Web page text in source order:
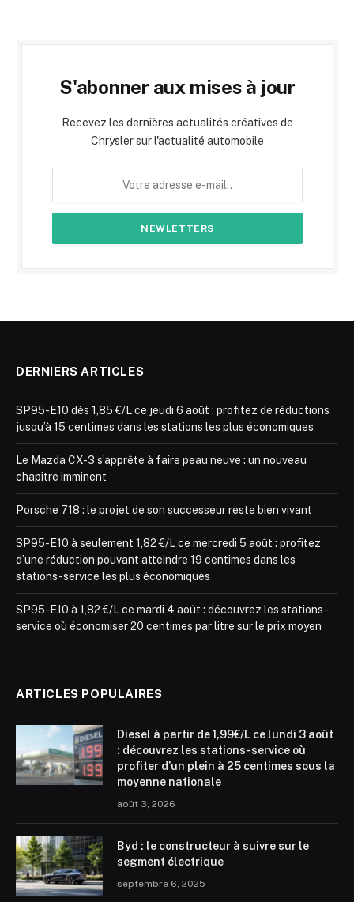
S'abonner aux mises à jour
Recevez les dernières actualités créatives de
Chrysler sur l'actualité automobile
DERNIERS ARTICLES
SP95-E10 dès 1,85 €/L ce jeudi 6 août : profitez de réductions
jusqu’à 15 centimes dans les stations les plus économiques
Le Mazda CX-3 s’apprête à faire peau neuve : un nouveau
chapitre imminent
Porsche 718 : le projet de son successeur reste bien vivant
SP95-E10 à seulement 1,82 €/L ce mercredi 5 août : profitez
d’une réduction pouvant atteindre 19 centimes dans les
stations-service les plus économiques
SP95-E10 à 1,82 €/L ce mardi 4 août : découvrez les stations-
service où économiser 20 centimes par litre sur le prix moyen
ARTICLES POPULAIRES
Diesel à partir de 1,99€/L ce lundi 3 août
: découvrez les stations-service où
profiter d’un plein à 25 centimes sous la
moyenne nationale
août 3, 2026
Byd : le constructeur à suivre sur le
segment électrique
septembre 6, 2025